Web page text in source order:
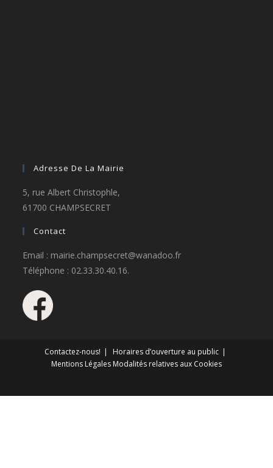
Adresse De La Mairie
5, rue Albert Christophle,
61700 CHAMPSECRET
Contact
Email : mairie.champsecret@wanadoo.fr
Téléphone : 02.33.30.40.16.
Contactez-nous!
Horaires d’ouverture au public
Mentions Légales Modalités relatives aux Cookies